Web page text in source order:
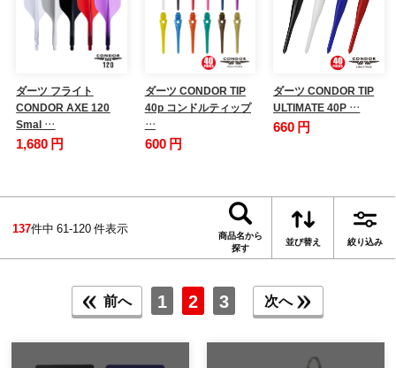
ダーツ フライト
CONDOR AXE 120
Smal …
1,680 円
ダーツ CONDOR TIP
40p コンドルティップ
…
600 円
ダーツ CONDOR TIP
ULTIMATE 40P …
660 円
137件中 61-120 件表示
商品名から
探す
並び替え 絞り込み
前へ 1 2 3 次へ